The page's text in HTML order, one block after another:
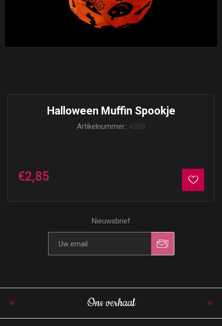
Halloween Muffin Spookje
Artikelnummer:: 6359
€2,85
Nieuwsbrief
Ons verhaal